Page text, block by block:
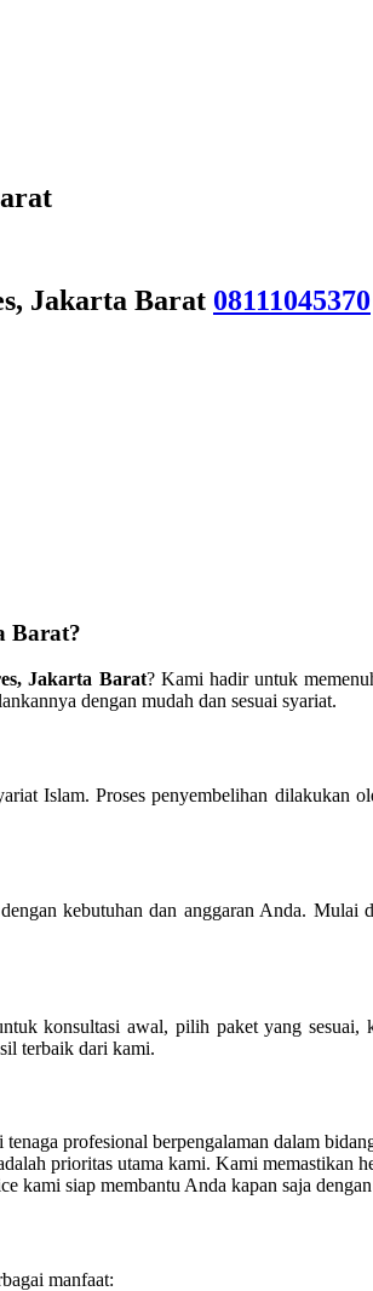
Jakarta Barat 08111045370
Barat?
Jakarta Barat? Kami hadir untuk
dengan mudah dan sesuai syariat.
Islam. Proses penyembelihan dilakukan
kebutuhan dan anggaran Anda. Mulai
konsultasi awal, pilih paket yang
terbaik dari kami.
profesional berpengalaman dalam
prioritas utama kami. Kami memastikan
kami siap membantu Anda kapan saja
manfaat: